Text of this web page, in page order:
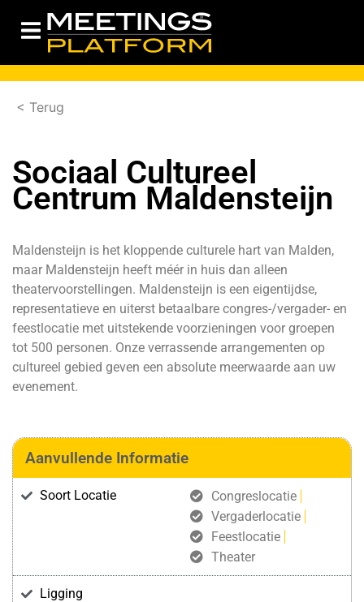
< Terug
Sociaal Cultureel
Centrum Maldensteijn
Maldensteijn is het kloppende culturele hart van Malden,
maar Maldensteijn heeft méér in huis dan alleen
theatervoorstellingen. Maldensteijn is een eigentijdse,
representatieve en uiterst betaalbare congres-/vergader- en
feestlocatie met uitstekende voorzieningen voor groepen
tot 500 personen. Onze verrassende arrangementen op
cultureel gebied geven een absolute meerwaarde aan uw
evenement.
Aanvullende Informatie
Soort Locatie
Congreslocatie
Vergaderlocatie
Feestlocatie
Theater
Ligging